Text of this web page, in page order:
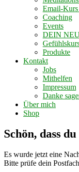
Email-
Coaching
Events
DEIN
Produkte
Kontakt
Jobs
Mithelfen
Impressum
Danke
Über mich
Shop
Schön, dass
Es wurde jetzt eine
Bitte prüfe dein